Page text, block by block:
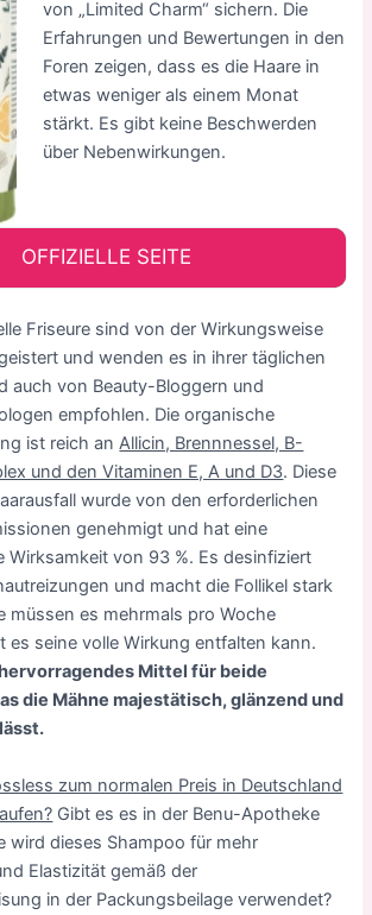
von „Limited Charm“ sichern. Die
Erfahrungen und Bewertungen in den
Foren zeigen, dass es die Haare in
etwas weniger als einem Monat
stärkt. Es gibt keine Beschwerden
über Nebenwirkungen.
OFFIZIELLE SEITE
Friseure sind von der Wirkungsweise
und wenden es in ihrer täglichen
auch von Beauty-Bloggern und
empfohlen. Die organische
ist reich anAllicin, Brennnessel, B-
und den Vitaminen E, A und D3. Diese
wurde von den erforderlichen
genehmigt und hat eine
Wirksamkeit von 93 %. Es desinfiziert
und macht die Follikel stark
müssen es mehrmals pro Woche
es seine volle Wirkung entfalten kann.
Mittel für beide
die Mähne majestätisch, glänzend und
zum normalen Preis in Deutschland
Gibt es es in der Benu-Apotheke
wird dieses Shampoo für mehr
Elastizität gemäß der
in der Packungsbeilage verwendet?